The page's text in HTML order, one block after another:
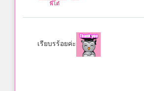
พี่โต๋
เรียบรร้อยค่ะ